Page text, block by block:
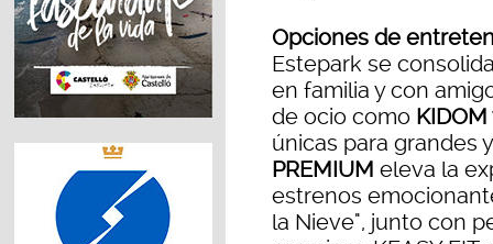
Opciones de
Estepark se
en familia y con
de ocio como KIDOM
únicas para grandes
PREMIUM eleva la
estrenos
la Nieve", junto con